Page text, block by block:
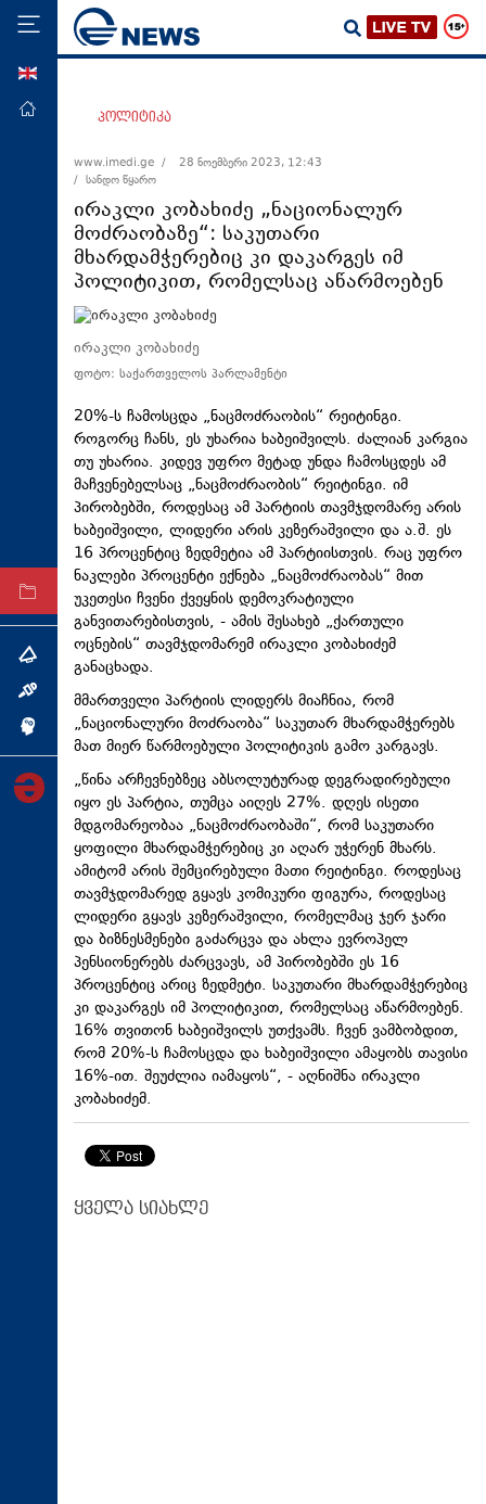
მთავარი
ეკონომიკა
მსოფლიო
ჯანდაცვა
საზოგადოება
სამართალი
კულტურა
სპორტი
ტექნოლოგიები
ტაბლოიდი
ინტერვიუ
ინქვიზიცია
პოლიტიკა
www.imedi.ge /
28 ნოემბერი 2023, 12:43
/ სანდო წყარო
ირაკლი კობახიძე „ნაციონალურ
მოძრაობაზე“: საკუთარი
მხარდამჭერებიც კი დაკარგეს იმ
პოლიტიკით, რომელსაც აწარმოებენ
ირაკლი კობახიძე
ფოტო: საქართველოს პარლამენტი
20%-ს ჩამოსცდა „ნაცმოძრაობის“ რეიტინგი.
როგორც ჩანს, ეს უხარია ხაბეიშვილს. ძალიან კარგია
თუ უხარია. კიდევ უფრო მეტად უნდა ჩამოსცდეს ამ
მაჩვენებელსაც „ნაცმოძრაობის“ რეიტინგი. იმ
პირობებში, როდესაც ამ პარტიის თავმჯდომარე არის
ხაბეიშვილი, ლიდერი არის კეზერაშვილი და ა.შ. ეს
16 პროცენტიც ზედმეტია ამ პარტიისთვის. რაც უფრო
ნაკლები პროცენტი ექნება „ნაცმოძრაობას“ მით
უკეთესი ჩვენი ქვეყნის დემოკრატიული
განვითარებისთვის, - ამის შესახებ „ქართული
ოცნების“ თავმჯდომარემ ირაკლი კობახიძემ
განაცხადა.
მმართველი პარტიის ლიდერს მიაჩნია, რომ
„ნაციონალური მოძრაობა“ საკუთარ მხარდამჭერებს
მათ მიერ წარმოებული პოლიტიკის გამო კარგავს.
„წინა არჩევნებზეც აბსოლუტურად დეგრადირებული
იყო ეს პარტია, თუმცა აიღეს 27%. დღეს ისეთი
მდგომარეობაა „ნაცმოძრაობაში“, რომ საკუთარი
ყოფილი მხარდამჭერებიც კი აღარ უჭერენ მხარს.
ამიტომ არის შემცირებული მათი რეიტინგი. როდესაც
თავმჯდომარედ გყავს კომიკური ფიგურა, როდესაც
ლიდერი გყავს კეზერაშვილი, რომელმაც ჯერ ჯარი
და ბიზნესმენები გაძარცვა და ახლა ევროპელ
პენსიონერებს ძარცვავს, ამ პირობებში ეს 16
პროცენტიც არიც ზედმეტი. საკუთარი მხარდამჭერებიც
კი დაკარგეს იმ პოლიტიკით, რომელსაც აწარმოებენ.
16% თვითონ ხაბეიშვილს უთქვამს. ჩვენ ვამბობდით,
რომ 20%-ს ჩამოსცდა და ხაბეიშვილი ამაყობს თავისი
16%-ით. შეუძლია იამაყოს“, - აღნიშნა ირაკლი
კობახიძემ.
ყველა სიახლე